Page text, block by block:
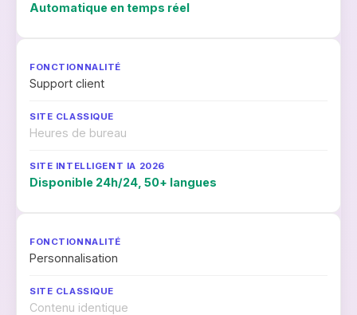
Automatique en temps réel
Support client
Heures de bureau
Disponible 24h/24, 50+ langues
Personnalisation
Contenu identique